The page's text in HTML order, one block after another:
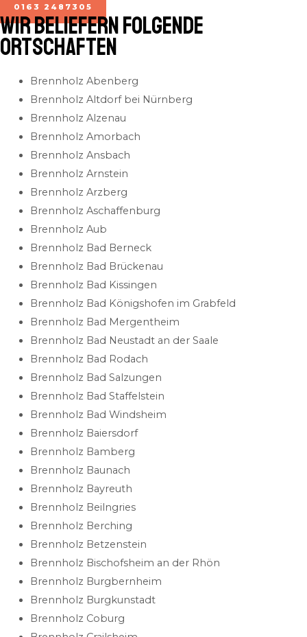
0163 2487305
Wir beliefern folgende
Ortschaften
Brennholz Abenberg
Brennholz Altdorf bei Nürnberg
Brennholz Alzenau
Brennholz Amorbach
Brennholz Ansbach
Brennholz Arnstein
Brennholz Arzberg
Brennholz Aschaffenburg
Brennholz Aub
Brennholz Bad Berneck
Brennholz Bad Brückenau
Brennholz Bad Kissingen
Brennholz Bad Königshofen im Grabfeld
Brennholz Bad Mergentheim
Brennholz Bad Neustadt an der Saale
Brennholz Bad Rodach
Brennholz Bad Salzungen
Brennholz Bad Staffelstein
Brennholz Bad Windsheim
Brennholz Baiersdorf
Brennholz Bamberg
Brennholz Baunach
Brennholz Bayreuth
Brennholz Beilngries
Brennholz Berching
Brennholz Betzenstein
Brennholz Bischofsheim an der Rhön
Brennholz Burgbernheim
Brennholz Burgkunstadt
Brennholz Coburg